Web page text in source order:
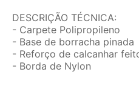
DESCRIÇÃO TÉCNICA:
- Carpete Polipropileno
- Base de borracha pinada
- Reforço de calcanhar
- Borda de Nylon